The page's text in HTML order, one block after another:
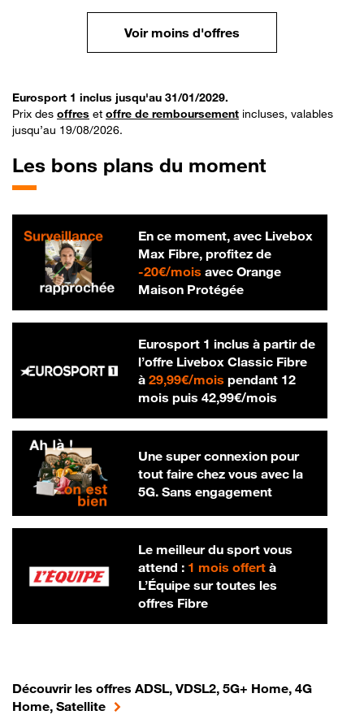
Voir moins d'offres
Eurosport 1 inclus jusqu'au 31/01/2029.
Prix des offres et offre de remboursement incluses, valables
jusqu’au 19/08/2026.
Les bons plans du moment
En ce moment, avec Livebox
Max Fibre, profitez de
-20€/mois20 € par mois
avec Orange
Maison Protégée
Eurosport 1 inclus à partir de
l’offre Livebox Classic Fibre
à 29,99€/mois29,99 € par mois
pendant 12
mois puis 42,99€/mois42,99 € par
Une super connexion pour
tout faire chez vous avec la
5G. Sans engagement
Le meilleur du sport vous
attend : 1 mois offertà
L’Équipe sur toutes les
offres Fibre
Découvrir les offres ADSL, VDSL2, 5G+ Home, 4G
Home, Satellite